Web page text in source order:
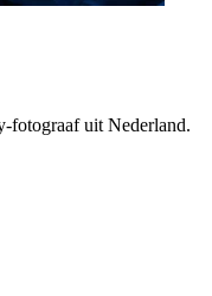
fotograaf uit Nederland.